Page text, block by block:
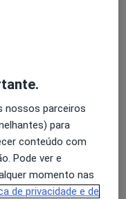
• Mapa
nossos parceiros
para
conteúdo com
Pode ver e
momento nas
de privacidade e de